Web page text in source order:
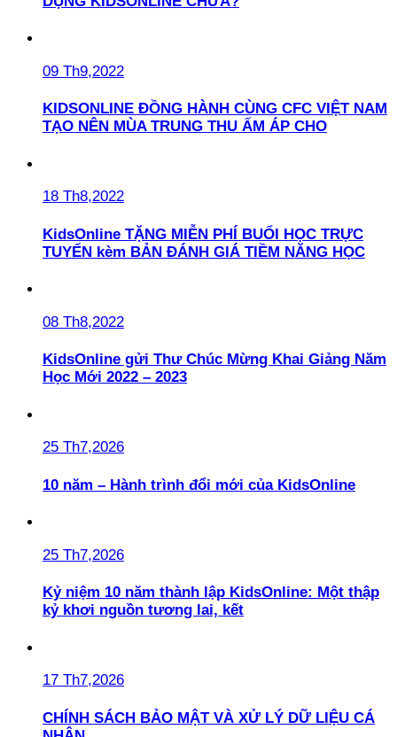
09 Th9,2022
KIDSONLINE ĐỒNG HÀNH CÙNG CFC VIỆT NAM
TẠO NÊN MÙA TRUNG THU ẤM ÁP CHO
18 Th8,2022
KidsOnline TẶNG MIỄN PHÍ BUỔI HỌC TRỰC
TUYẾN kèm BẢN ĐÁNH GIÁ TIỀM NĂNG HỌC
08 Th8,2022
KidsOnline gửi Thư Chúc Mừng Khai Giảng Năm
Học Mới 2022 – 2023
25 Th7,2026
10 năm – Hành trình đổi mới của KidsOnline
25 Th7,2026
Kỷ niệm 10 năm thành lập KidsOnline: Một thập
kỷ khơi nguồn tương lai, kết
17 Th7,2026
CHÍNH SÁCH BẢO MẬT VÀ XỬ LÝ DỮ LIỆU CÁ